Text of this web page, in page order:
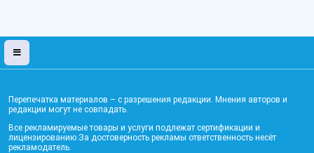
Перепечатка материалов – с разрешения редакции. Мнения авторов и
редакции могут не совпадать.
Все рекламируемые товары и услуги подлежат сертификации и
лицензированию.За достоверность рекламы ответственность несёт
рекламодатель.